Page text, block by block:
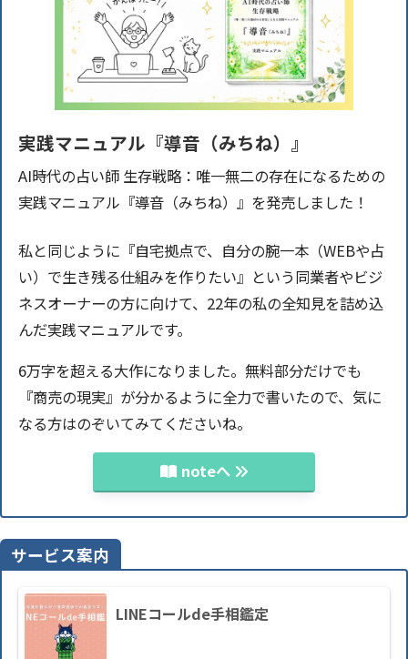
実践マニュアル『導音（みちね）』
AI時代の占い師 生存戦略：唯一無二の存在になるための
実践マニュアル『導音（みちね）』を発売しました！
私と同じように『自宅拠点で、自分の腕一本（WEBや占
い）で生き残る仕組みを作りたい』という同業者やビジ
ネスオーナーの方に向けて、22年の私の全知見を詰め込
んだ実践マニュアルです。
6万字を超える大作になりました。無料部分だけでも
『商売の現実』が分かるように全力で書いたので、気に
なる方はのぞいてみてくださいね。
noteへ
サービス案内
LINEコールde手相鑑定